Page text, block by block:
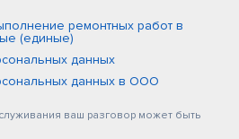
ремонтных работ в
(единые)
данных
данных в ООО
ваш разговор может быть